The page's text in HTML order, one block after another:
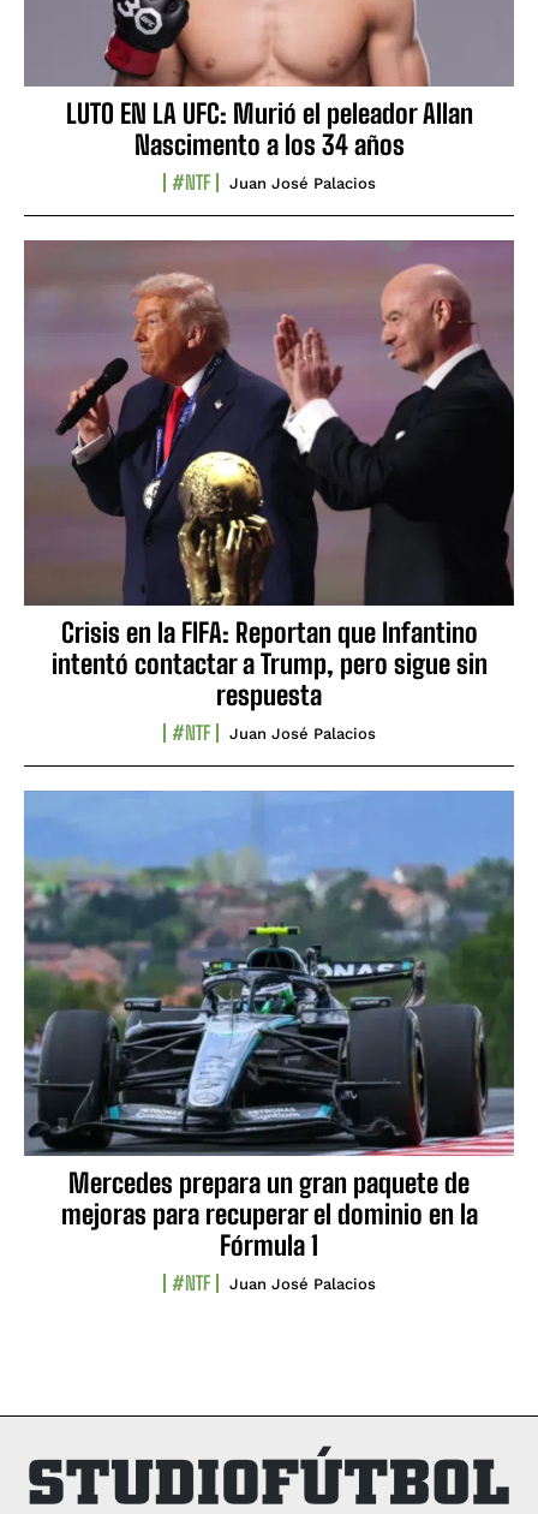
LUTO EN LA UFC: Murió el peleador Allan
Nascimento a los 34 años
#NTF Juan José Palacios
Crisis en la FIFA: Reportan que Infantino
intentó contactar a Trump, pero sigue sin
respuesta
#NTF Juan José Palacios
Mercedes prepara un gran paquete de
mejoras para recuperar el dominio en la
Fórmula 1
#NTF Juan José Palacios